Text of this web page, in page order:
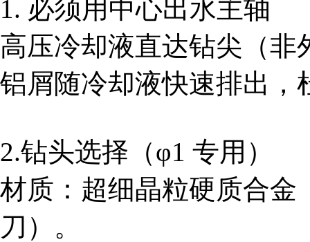
1. 必须用中心出水主轴
高压冷却液直达钻尖（非
铝屑随冷却液快速排出，
2.钻头选择（φ1 专用）
材质：超细晶粒硬质合金
刀）。